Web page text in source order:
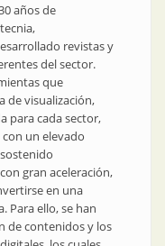
años de
revistas y
del sector.
que
de visualización,
para cada sector,
un elevado
gran aceleración,
en una
Para ello, se han
de contenidos y los